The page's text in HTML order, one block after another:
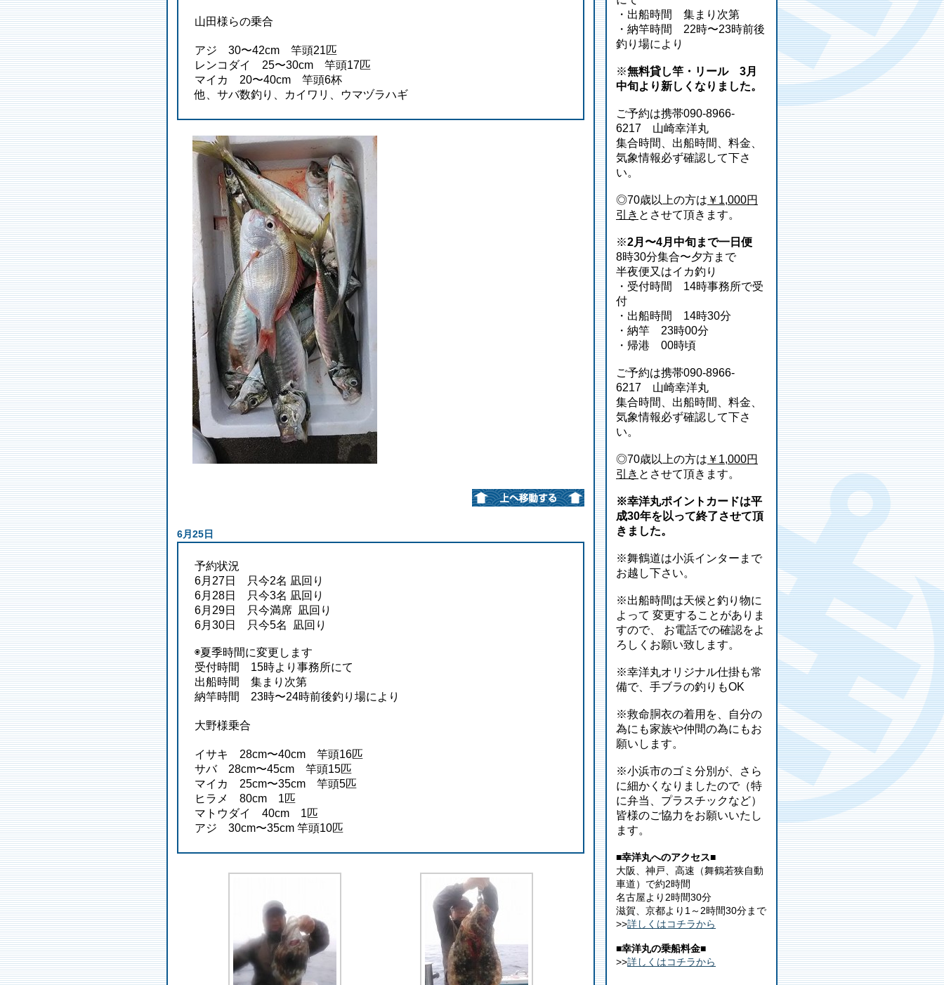
山田様らの乗合
アジ 30〜42cm 竿頭21匹
レンコダイ 25〜30cm 竿頭17匹
マイカ 20〜40cm 竿頭6杯
他、サバ数釣り、カイワリ、ウマヅラハギ
6月25日
予約状況
6月27日 只今2名 凪回り
6月28日 只今3名 凪回り
6月29日 只今満席 凪回り
6月30日 只今5名 凪回り
◉夏季時間に変更します
受付時間 15時より事務所にて
出船時間 集まり次第
納竿時間 23時〜24時前後釣り場により
大野様乗合
イサキ 28cm〜40cm 竿頭16匹
サバ 28cm〜45cm 竿頭15匹
マイカ 25cm〜35cm 竿頭5匹
ヒラメ 80cm 1匹
マトウダイ 40cm 1匹
アジ 30cm〜35cm 竿頭10匹
・出船時間 集まり次第
・納竿時間 22時〜23時前後
釣り場により
※無料貸し竿・リール 3月
中旬より新しくなりました。
ご予約は携帯090-8966-
6217 山崎幸洋丸
集合時間、出船時間、料金、
気象情報必ず確認して下さ
い。
◎70歳以上の方は ￥1,000円
引き とさせて頂きます。
※2月〜4月中旬まで一日便
8時30分集合〜夕方まで
半夜便又はイカ釣り
・受付時間 14時事務所で受
付
・出船時間 14時30分
・納竿 23時00分
・帰港 00時頃
ご予約は携帯090-8966-
6217 山崎幸洋丸
集合時間、出船時間、料金、
気象情報必ず確認して下さ
い。
◎70歳以上の方は ￥1,000円
引き とさせて頂きます。
※幸洋丸ポイントカードは平
成30年を以って終了させて頂
きました。
※舞鶴道は小浜インターまで
お越し下さい。
※出船時間は天候と釣り物に
よって 変更することがありま
すので、 お電話での確認をよ
ろしくお願い致します。
※幸洋丸オリジナル仕掛も常
備で、手ブラの釣りもOK
※救命胴衣の着用を、自分の
為にも家族や仲間の為にもお
願いします。
※小浜市のゴミ分別が、さら
に細かくなりましたので（特
に弁当、プラスチックなど）
皆様のご協力をお願いいたし
ます。
■幸洋丸へのアクセス■
大阪、神戸、高速（舞鶴若狭自動
車道）で約2時間
名古屋より2時間30分
滋賀、京都より1～2時間30分まで
>>詳しくはコチラから
■幸洋丸の乗船料金■
>>詳しくはコチラから